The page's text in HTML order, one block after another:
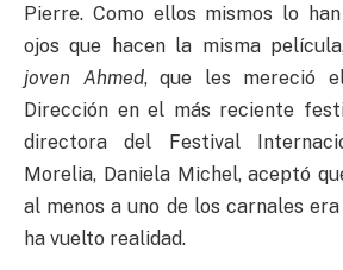
Pierre. Como ellos mismos lo
ojos que hacen la misma
joven Ahmed, que les mereció
Dirección en el más reciente
directora del Festival
Morelia, Daniela Michel, aceptó
al menos a uno de los carnales
ha vuelto realidad.